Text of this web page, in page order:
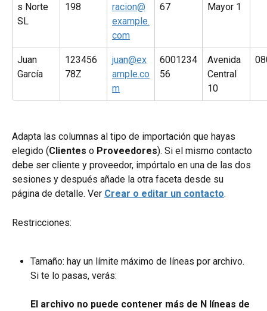
s Norte
SL
198
racion@
example.
com
67 Mayor 1
Juan
García
123456
78Z
juan@ex
ample.co
m
6001234
56
Avenida
Central
10
Adapta las columnas al tipo de importación que hayas
elegido (Clientes o Proveedores). Si el mismo contacto
debe ser cliente y proveedor, impórtalo en una de las dos
sesiones y después añade la otra faceta desde su
página de detalle. Ver Crear o editar un contacto.
Restricciones:
Tamaño: hay un límite máximo de líneas por archivo.
Si te lo pasas, verás:
El archivo no puede contener más de N líneas de